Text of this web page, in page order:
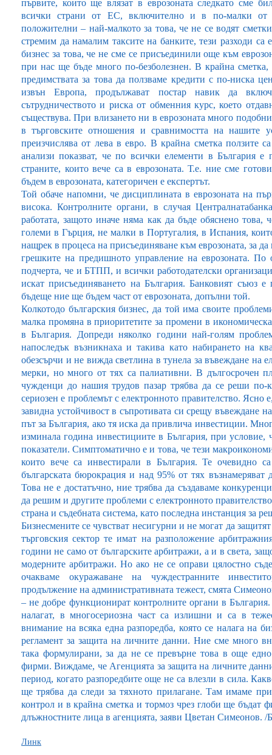
първите, които ще влязат в еврозоната следкато сме
всички страни от ЕС, включително и в по-малки от
положителни – най-малкото за това, че не се водят
стремим да намалим таксите на банките, тези разходи са
бизнес за това, че не сме се присъединили още към
при нас ще бъде много по-безболезнен. В крайна
предимствата за това да ползваме кредити с по-ниска
извън Европа, продължават постар навик да
сътрудничеството и риска от обменния курс, което
съществува. При влизането ни в еврозоната много
в търговските отношения и сравнимостта на нашите
преизчислява от лева в евро. В крайна сметка ползите
анализи показват, че по всички елементи в България е
страните, които вече са в еврозоната. Т.е. ние сме
бъдем в еврозоната, категоричен е експертът.
Той обаче напомни, че дисциплината в еврозоната на
висока. Контролните органи, в случая
работата, защото иначе няма как да бъде обяснено това,
големи в Гърция, не малки в Португалия, в Испания,
нащрек в процеса на присъединяване към еврозоната, за
грешките на предишното управление на еврозоната.
подчерта, че и БТПП, и всички работодателски
искат присъединяването на България. Банковият съюз
бъдеще ние ще бъдем част от еврозоната, допълни той.
Колкотодо българския бизнес, да той има своите
малка промяна в приоритетите за промени в
в България. Допреди няколко години най-голям
напоследък възникнаха и такива като набирането на
обезсърчи и не вижда светлина в тунела за въвеждане на
мерки, но много от тях са палиативни. В дългосрочен
чужденци до нашия трудов пазар трябва да се реши по-
сериозен е проблемът с електронното правителство. Ясно
завидна устойчивост в съпротивата си срещу въвеждане
път за България, ако тя иска да привлича инвестиции.
изминала година инвестициите в България, при
показатели. Симптоматично е и това, че тези
които вече са инвестирали в България. Те очевидно
българската бюрокрация и над 95% от тях
Това не е достатъчно, ние трябва да създаваме
да решим и другите проблеми с електронното
страна и съдебната система, като последна инстанция за
Бизнесмените се чувстват несигурни и не могат да
търговския сектор те имат на разположение
години не само от българските арбитражи, а и в света,
модерните арбитражи. Но ако не се оправи цялостно
очакваме окуражаване на чуждестранните
продължение на административната тежест, смята
– не добре функционират контролните органи в
налагат, в многосериозна част са излишни и са в
внимание на всяка една разпоредба, която се налага на
регламент за защита на личните данни. Ние сме много
така формулирани, за да не се превърне това в още
фирми. Виждаме, че Агенцията за защита на личните
период, когато разпоредбите още не са влезли в сила.
ще трябва да следи за тяхното прилагане. Там имаме
контрол и в крайна сметка и тормоз чрез глоби ще бъдат
длъжностните лица в агенцията, заяви Цветан Симеонов.
Линк